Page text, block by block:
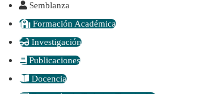
Semblanza
Formación Académica
Investigación
Publicaciones
Docencia